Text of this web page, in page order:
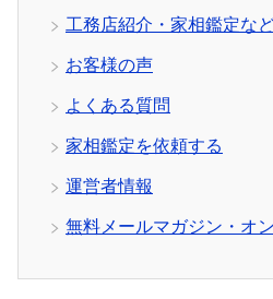
工務店紹介・家相鑑定な
お客様の声
よくある質問
家相鑑定を依頼する
運営者情報
無料メールマガジン・オ